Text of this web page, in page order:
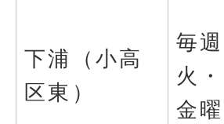
下浦（小高
区東）
毎週
火・
金曜